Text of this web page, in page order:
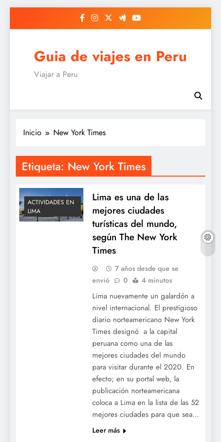
Guia de viajes en Peru
Viajar a Peru
Inicio New York Times
Etiqueta: New York Times
ACTIVIDADES EN
LIMA
Lima es una de las
mejores ciudades
turísticas del mundo,
según The New York
Times
7 años desde que se
envió
0 4 minutos
Lima nuevamente un galardón a
nivel internacional. El prestigioso
diario norteamericano New York
Times designó a la capital
peruana como una de las
mejores ciudades del mundo
para visitar durante el 2020. En
efecto; en su portal web, la
publicación norteamericana
coloca a Lima en la lista de las 52
mejores ciudades para que sea…
Leer más